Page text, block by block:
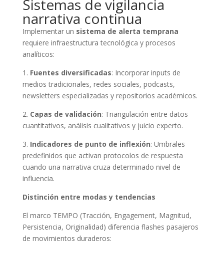
Sistemas de vigilancia
narrativa continua
Implementar un sistema de alerta temprana
requiere infraestructura tecnológica y procesos
analíticos:
1. Fuentes diversificadas: Incorporar inputs de
medios tradicionales, redes sociales, podcasts,
newsletters especializadas y repositorios académicos.
2. Capas de validación: Triangulación entre datos
cuantitativos, análisis cualitativos y juicio experto.
3. Indicadores de punto de inflexión: Umbrales
predefinidos que activan protocolos de respuesta
cuando una narrativa cruza determinado nivel de
influencia.
Distinción entre modas y tendencias
El marco TEMPO (Tracción, Engagement, Magnitud,
Persistencia, Originalidad) diferencia flashes pasajeros
de movimientos duraderos: